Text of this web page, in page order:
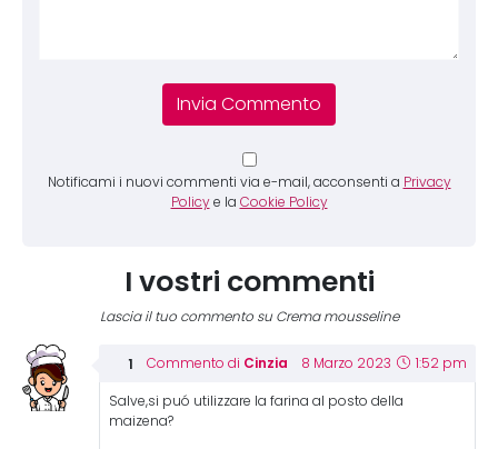
Notificami i nuovi commenti via e-mail, acconsenti a Privacy
Policy e la Cookie Policy
I vostri commenti
Lascia il tuo commento su Crema mousseline
Commento di Cinzia 8 Marzo 2023 1:52 pm
Salve,si puó utilizzare la farina al posto della
maizena?